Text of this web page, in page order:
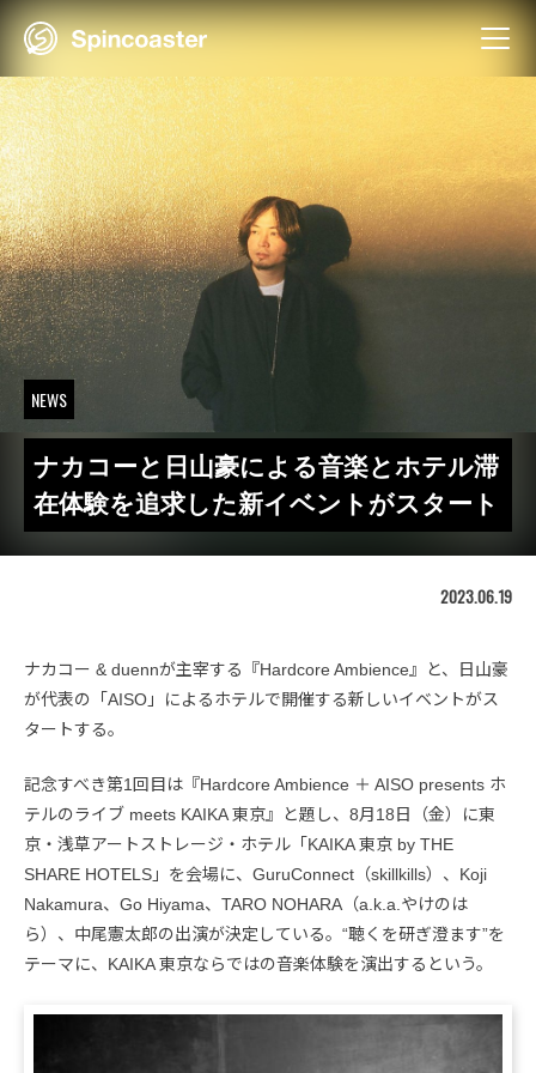
Skip
NEWS
ナカコーと日山豪による音楽とホテル滞
在体験を追求した新イベントがスタート
2023.06.19
ナカコー & duennが主宰する『Hardcore Ambience』と、日山豪
が代表の「AISO」によるホテルで開催する新しいイベントがス
タートする。
記念すべき第1回目は『Hardcore Ambience ＋ AISO presents ホ
テルのライブ meets KAIKA 東京』と題し、8月18日（金）に東
京・浅草アートストレージ・ホテル「KAIKA 東京 by THE
SHARE HOTELS」を会場に、GuruConnect（skillkills）、Koji
Nakamura、Go Hiyama、TARO NOHARA（a.k.a.やけのは
ら）、中尾憲太郎の出演が決定している。“聴くを研ぎ澄ます”を
テーマに、KAIKA 東京ならではの音楽体験を演出するという。